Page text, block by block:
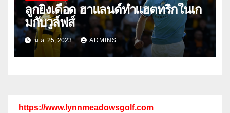
ลูกยิงเดือด ฮาแลนด์ทําแฮตทริกในเก
มกับวูล์ฟส์
ม.ค. 25, 2023 ADMINS
https://www.lynnmeadowsgolf.com